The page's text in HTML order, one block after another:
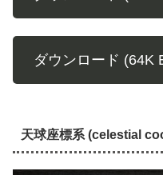
ダウンロード (64K
天球座標系 (celestial